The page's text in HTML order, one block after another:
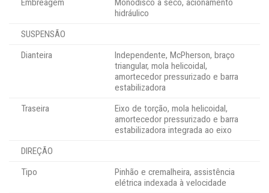
Embreagem
Monodisco a seco, acionamento
hidráulico
SUSPENSÃO
Dianteira
Independente, McPherson, braço
triangular, mola helicoidal,
amortecedor pressurizado e barra
estabilizadora
Traseira
Eixo de torção, mola helicoidal,
amortecedor pressurizado e barra
estabilizadora integrada ao eixo
DIREÇÃO
Tipo
Pinhão e cremalheira, assistência
elétrica indexada à velocidade